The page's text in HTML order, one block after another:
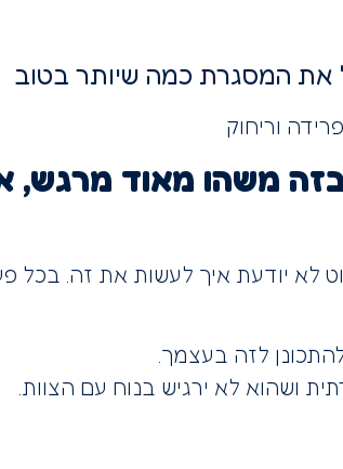
את המסגרת כמה שיותר בטוב
וריחוק​
משהו מאוד מרגש,
לא יודעת איך לעשות את זה. בכל
לזה בעצמך.
ושהוא לא ירגיש בנוח עם הצוות.